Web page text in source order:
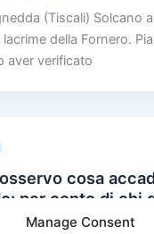
Manage Consent
(Tiscali) Solcano
della Fornero.
aver verificato
cosa
per conto di chi